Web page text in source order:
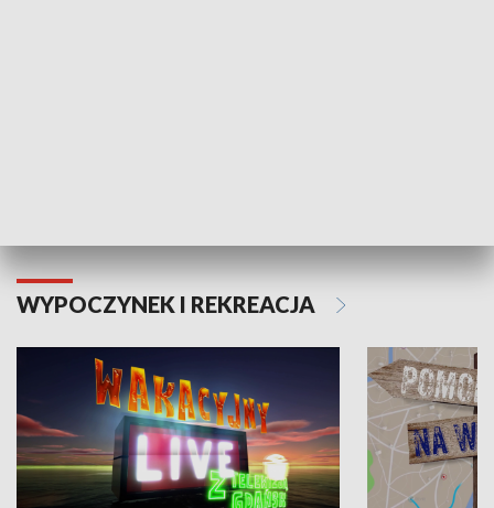
WYPOCZYNEK I REKREACJA